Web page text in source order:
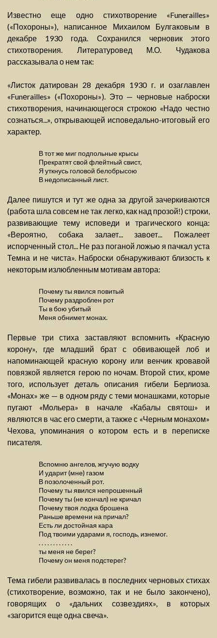
Известно еще одно стихотворение «Funerailles»
(«Похороны»), написанное Михаилом Булгаковым в
декабре 1930 года. Сохранился черновик этого
стихотворения. Литературовед М.О. Чудакова
рассказывала о нем так:
«Листок датирован 28 декабря 1930 г. и озаглавлен
«Funеrailles» («Похороны»). Это — черновые наброски
стихотворения, начинающегося строкою «Надо честно
сознаться...», открывающей исповедально-итоговый его
характер.
В тот же миг подпольные крысы
Прекратят свой флейтный свист,
Я уткнусь головой белобрысою
В недописанный лист.
Далее пишутся и тут же одна за другой зачеркиваются
(работа шла совсем не так легко, как над прозой!) строки,
развивающие тему исповеди и трагического конца:
«Вероятно, собака залает... завоет... Пожалеет
испорченный стол... Не раз поганой ложью я пачкал уста
Темна и не чиста». Наброски обнаруживают близость к
некоторым излюбленным мотивам автора:
Почему ты явился повитый
Почему раздроблен рот
Ты в бою убитый
Меня обнимет монах.
Первые три стиха заставляют вспомнить «Красную
корону», где младший брат с обвивающей лоб и
напоминающей красную корону или венчик кровавой
повязкой является герою по ночам. Второй стих, кроме
того, использует деталь описания гибели Берлиоза.
«Монах» же — в одном ряду с теми монашками, которые
пугают «Мольера» в начале «Кабалы святош» и
являются в час его смерти, а также с «Черным монахом»
Чехова, упоминания о котором есть и в переписке
писателя.
Вспомню ангелов, жгучую водку
И ударит (мне) газом
В позолоченный рот.
Почему ты явился непрошенный
Почему ты (не кончал) не кричал
Почему твоя лодка брошена
Раньше времени на причал?
Есть ли достойная кара
Под твоими ударами я, господь, изнемог.
. . . . . . . . . . . .
ты меня не берег?
Почему он меня подстерег?
Тема гибели развивалась в последних черновых стихах
(стихотворение, возможно, так и не было закончено),
говорящих о «дальних созвездиях», в которых
«загорится еще одна свеча».